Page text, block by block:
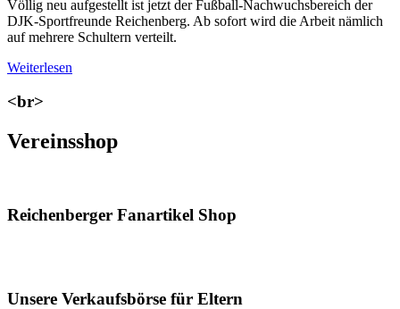
Völlig neu aufgestellt ist jetzt der Fußball-Nachwuchsbereich der
DJK-Sportfreunde Reichenberg. Ab sofort wird die Arbeit nämlich
auf mehrere Schultern verteilt.
Weiterlesen
<br>
Vereinsshop
Reichenberger Fanartikel Shop
Unsere Verkaufsbörse für Eltern